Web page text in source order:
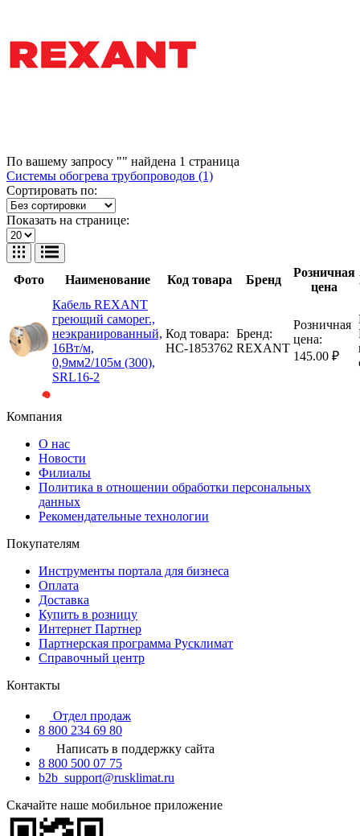
По вашему запросу "" найдена 1 страница
Системы обогрева трубопроводов (1)
Сортировать по:
Показать на странице:
Фото Наименование Код товара Бренд
Розничная
цена
Кабель REXANT
греющий саморег.,
неэкранированный,
16Вт/м,
0,9мм2/105м (300),
SRL16-2
Код товара:
НС-1853762
Бренд:
REXANT
Розничная
цена:
145.00 ₽
Компания
О нас
Новости
Филиалы
Политика в отношении обработки персональных
данных
Рекомендательные технологии
Покупателям
Инструменты портала для бизнеса
Оплата
Доставка
Купить в розницу
Интернет Партнер
Партнерская программа Русклимат
Справочный центр
Контакты
Отдел продаж
8 800 234 69 80
Написать в поддержку сайта
8 800 500 07 75
b2b_support@rusklimat.ru
Скачайте наше мобильное приложение